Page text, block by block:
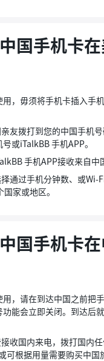
国手机卡
，毋须将手机卡插入手
友拨打到您的中国手机
或iTalkBB 手机APP。
手机APP接收来自中
通过手机分钟数、或Wi-
家或地区。
国手机卡
，请在到达中国之前把
能会立即关闭。到达后
收国内来电，拨打国内
可根据用量需要购买中国